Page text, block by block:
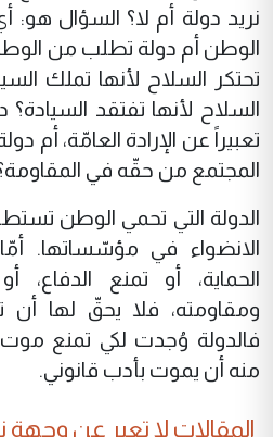
نريد دولة أم لا؟ السؤال هو:
الوطن أم دولة تطلب من
تحتكر السلاح لأنها تملك
السلاح لأنها تفتقد
تعبيراً عن الإرادة العامّة، أم
المجتمع من حقّه في
الدولة التي تحمي الوطن
الانضواء في مؤسّساتها.
الحماية، أو تمنع الدفاع،
ومقاومته، فلا يحقّ لها أن
فالدولة وُجدت لكي تمنع
منه أن يموت بأدب قانوني.
المقالات لا تعبر عن وجهة